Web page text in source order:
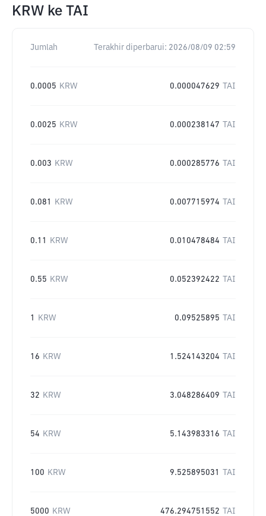
KRW ke TAI
Jumlah Terakhir diperbarui: 2026/08/09 02:59
0.0005 KRW 0.000047629 TAI
0.0025 KRW 0.000238147 TAI
0.003 KRW 0.000285776 TAI
0.081 KRW 0.007715974 TAI
0.11 KRW 0.010478484 TAI
0.55 KRW 0.052392422 TAI
1 KRW 0.09525895 TAI
16 KRW 1.524143204 TAI
32 KRW 3.048286409 TAI
54 KRW 5.143983316 TAI
100 KRW 9.525895031 TAI
5000 KRW 476.294751552 TAI